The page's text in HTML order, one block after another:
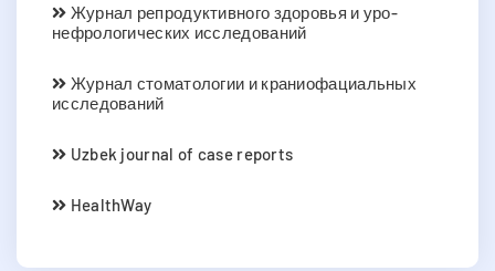
Журнал репродуктивного здоровья и уро-
нефрологических исследований
Журнал стоматологии и краниофациальных
исследований
Uzbek journal of case reports
HealthWay